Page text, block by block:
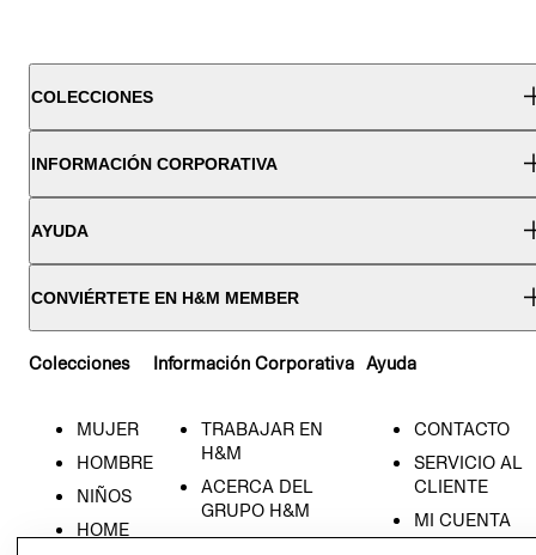
COLECCIONES
INFORMACIÓN CORPORATIVA
AYUDA
CONVIÉRTETE EN H&M MEMBER
Colecciones
MUJER
HOMBRE
NIÑOS
HOME
Información Corporativa
TRABAJAR EN
H&M
ACERCA DEL
GRUPO H&M
RESPONSABILIDAD
Ayuda
CONTACTO
SERVICIO AL
CLIENTE
MI CUENTA